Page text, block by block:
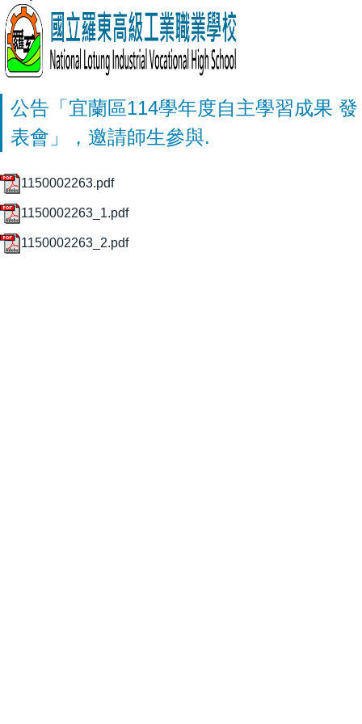
公告「宜蘭區114學年度自主學習成果 發
表會」，邀請師生參與.
1150002263.pdf
1150002263_1.pdf
1150002263_2.pdf